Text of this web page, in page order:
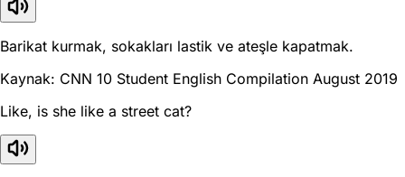
Barikat kurmak, sokakları lastik ve ateşle kapatmak.
Kaynak: CNN 10 Student English Compilation August 2019
Like, is she like a street cat?